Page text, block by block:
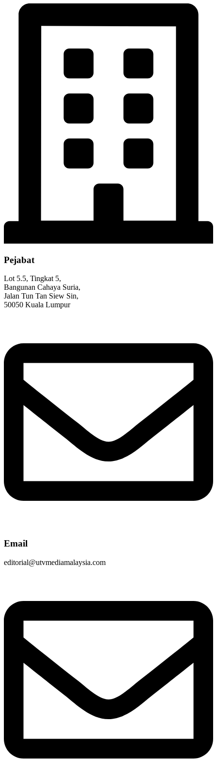
Pejabat
Lot 5.5, Tingkat 5,
Bangunan Cahaya Suria,
Jalan Tun Tan Siew Sin,
50050 Kuala Lumpur
Email
editorial@utvmediamalaysia.com